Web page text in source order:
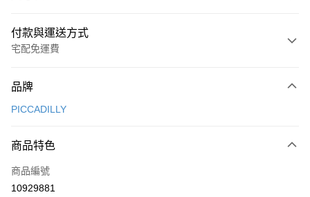
付款與運送方式
宅配免運費
信用卡一次付款
街口支付
悠遊付
品牌
PICCADILLY
商品特色
商品編號
10929881